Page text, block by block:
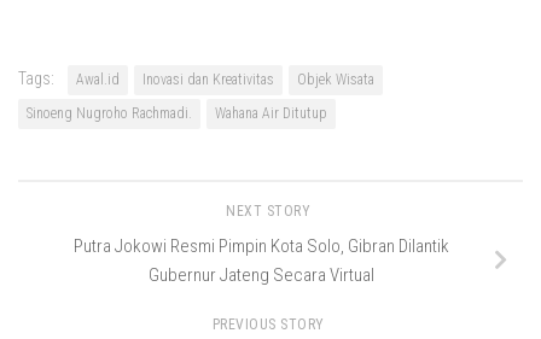
Tags: Awal.id Inovasi dan Kreativitas
Objek Wisata
Sinoeng Nugroho Rachmadi.
Wahana Air Ditutup
NEXT STORY
Putra Jokowi Resmi Pimpin Kota Solo, Gibran Dilantik
Gubernur Jateng Secara Virtual
PREVIOUS STORY